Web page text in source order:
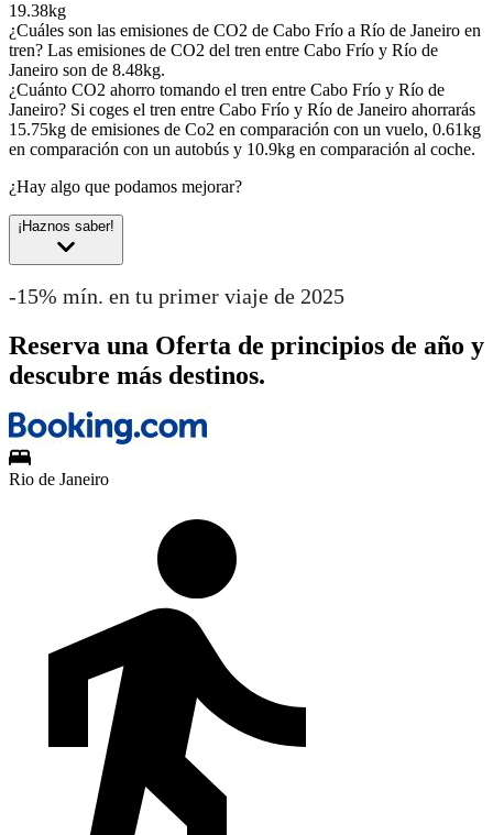
19.38kg
¿Cuáles son las emisiones de CO2 de Cabo Frío a Río de Janeiro en
tren? Las emisiones de CO2 del tren entre Cabo Frío y Río de
Janeiro son de 8.48kg.
¿Cuánto CO2 ahorro tomando el tren entre Cabo Frío y Río de
Janeiro? Si coges el tren entre Cabo Frío y Río de Janeiro ahorrarás
15.75kg de emisiones de Co2 en comparación con un vuelo, 0.61kg
en comparación con un autobús y 10.9kg en comparación al coche.
¿Hay algo que podamos mejorar?
¡Haznos saber!
-15% mín. en tu primer viaje de 2025
Reserva una Oferta de principios de año y
descubre más destinos.
Rio de Janeiro